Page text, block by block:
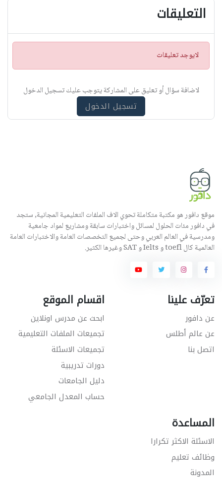
التعليقات
ت
ن
ي
لايوجد تعليقات
لاضافة سؤال أو تعليق على المشاركة يتوجب عليك تسجيل الدخول
تسجيل الدخول
موقع دافور هو مكتبة متكاملة تحوي الاف الملفات التعليمية المجانية, ستجد
في دافور مئات الحلول لمسائل واختبارات سابقة ومشاريع لمواد جامعية
ومدرسية في العالم العربي وحتى لجميع التخصصات العامة والاختبارات العامة
العالمية كال toefl و Ielts و SAT وغيرها الكثير.
تعرّف علينا
عن دافور
عن عالم أطلس
اتصل بنا
اقسام الموقع
ابحث عن مدرس اونلاين
تجميعات الملفات التعليمية
تجميعات الاسئلة
دورات تدريبية
دليل الجامعات
حساب المعدل الجامعي
المساعدة
الاسئلة الاكثر تكرارا
وظائف تعليم
المدونة